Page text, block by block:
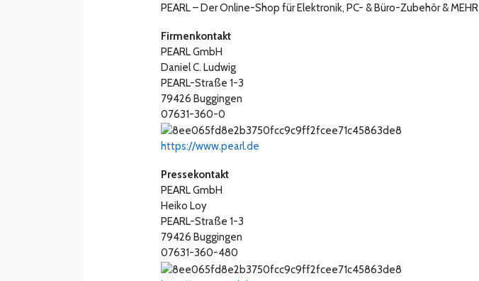
PEARL – Der Online-Shop für Elektronik, PC- & Büro-Zubehör & MEHR
Firmenkontakt
PEARL GmbH
Daniel C. Ludwig
PEARL-Straße 1-3
79426 Buggingen
07631-360-0
https://www.pearl.de
Pressekontakt
PEARL GmbH
Heiko Loy
PEARL-Straße 1-3
79426 Buggingen
07631-360-480